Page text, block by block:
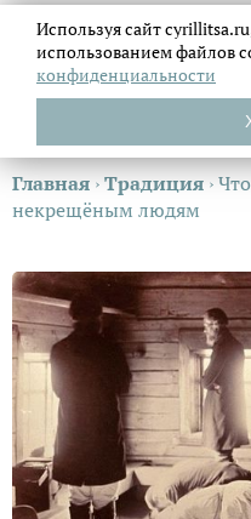
Главная ›Традиция ›
некрещёным людям
Используя сайт
использованием файлов
конфиденциальности